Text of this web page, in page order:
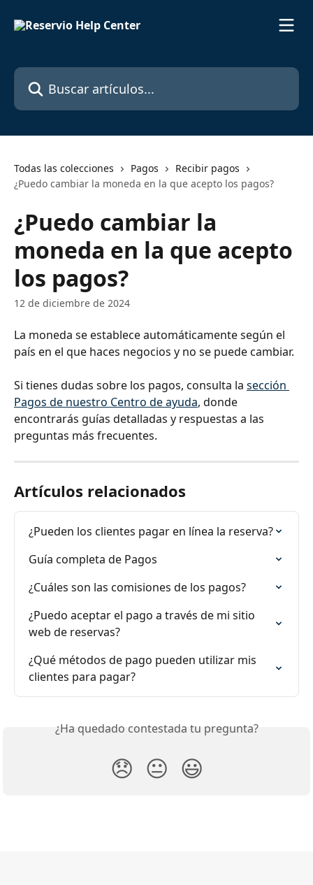
Buscar artículos...
Todas las colecciones Pagos
Recibir pagos
¿Puedo cambiar la moneda en la que acepto los pagos?
¿Puedo cambiar la
moneda en la que acepto
los pagos?
12 de diciembre de 2024
La moneda se establece automáticamente según el
país en el que haces negocios y no se puede cambiar.
Si tienes dudas sobre los pagos, consulta la sección
Pagos de nuestro Centro de ayuda, donde
encontrarás guías detalladas y respuestas a las
preguntas más frecuentes.
Artículos relacionados
¿Pueden los clientes pagar en línea la reserva?
Guía completa de Pagos
¿Cuáles son las comisiones de los pagos?
¿Puedo aceptar el pago a través de mi sitio
web de reservas?
¿Qué métodos de pago pueden utilizar mis
clientes para pagar?
¿Ha quedado contestada tu pregunta?
😞 😐 😃